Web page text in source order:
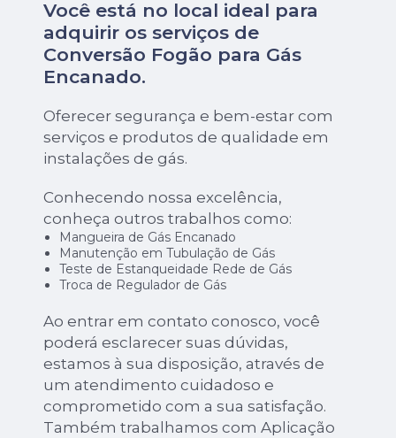
Você está no local ideal para
adquirir os serviços de
Conversão Fogão para Gás
Encanado.
Oferecer segurança e bem-estar com
serviços e produtos de qualidade em
instalações de gás.
Conhecendo nossa excelência,
conheça outros trabalhos como:
Mangueira de Gás Encanado
Manutenção em Tubulação de Gás
Teste de Estanqueidade Rede de Gás
Troca de Regulador de Gás
Ao entrar em contato conosco, você
poderá esclarecer suas dúvidas,
estamos à sua disposição, através de
um atendimento cuidadoso e
comprometido com a sua satisfação.
Também trabalhamos com Aplicação